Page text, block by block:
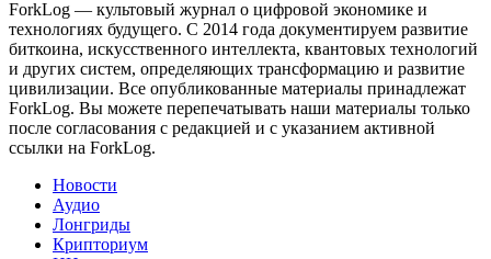
ForkLog — культовый журнал о цифровой экономике и
технологиях будущего. С 2014 года документируем развитие
биткоина, искусственного интеллекта, квантовых технологий
и других систем, определяющих трансформацию и развитие
цивилизации. Все опубликованные материалы принадлежат
ForkLog. Вы можете перепечатывать наши материалы только
после согласования с редакцией и с указанием активной
ссылки на ForkLog.
Новости
Аудио
Лонгриды
Крипториум